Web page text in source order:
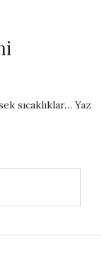
sıcaklıklar… Yaz